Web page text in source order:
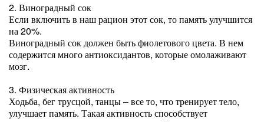
2. Виноградный сок
Если включить в наш рацион этот сок, то память улучшится
на 20%.
Виноградный сок должен быть фиолетового цвета. В нем
содержится много антиоксидантов, которые омолаживают
мозг.
3. Физическая активность
Ходьба, бег трусцой, танцы – все то, что тренирует тело,
улучшает память. Такая активность способствует